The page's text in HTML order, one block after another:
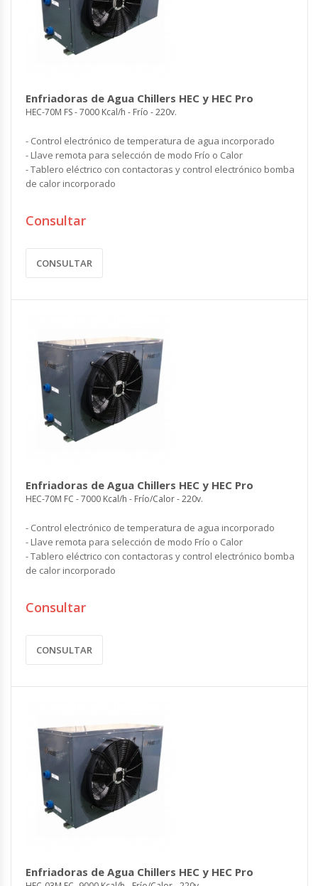
Enfriadoras de Agua Chillers HEC y HEC Pro
HEC-70M FS - 7000 Kcal/h - Frío - 220v.
- Control electrónico de temperatura de agua incorporado
- Llave remota para selección de modo Frío o Calor
- Tablero eléctrico con contactoras y control electrónico bomba
de calor incorporado
Consultar
CONSULTAR
Enfriadoras de Agua Chillers HEC y HEC Pro
HEC-70M FC - 7000 Kcal/h - Frío/Calor - 220v.
- Control electrónico de temperatura de agua incorporado
- Llave remota para selección de modo Frío o Calor
- Tablero eléctrico con contactoras y control electrónico bomba
de calor incorporado
Consultar
CONSULTAR
Enfriadoras de Agua Chillers HEC y HEC Pro